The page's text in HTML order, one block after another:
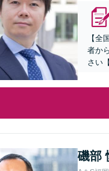
【全
者か
さい
磯部